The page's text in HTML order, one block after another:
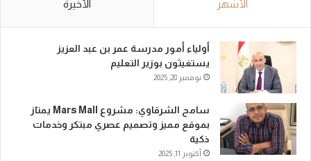
الأشهر الأخيرة
أولياء أمور مدرسة عمر بن عبد العزيز
يستغيثون بوزير التعليم
نوفمبر 28, 2025
سامح الشرقاوي: مشروع Mars Mall يمتاز
بموقع مميز وتصميم عصري مبتكر وخدمات
ذكية
أكتوبر 11, 2025